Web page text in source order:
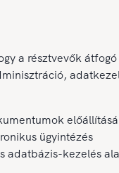
a résztvevők átfogó
ügyintézés
adatbázis-kezelés